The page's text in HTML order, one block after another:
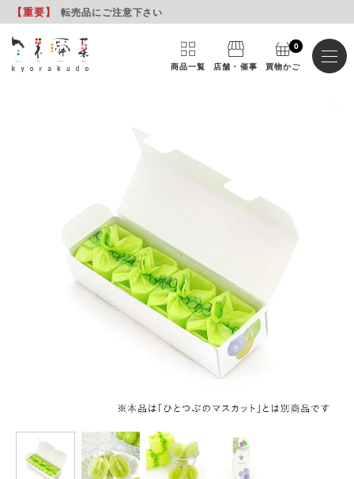
【重要】 転売品にご注意下さい
商品一覧 店舗・催事 買物かご
0